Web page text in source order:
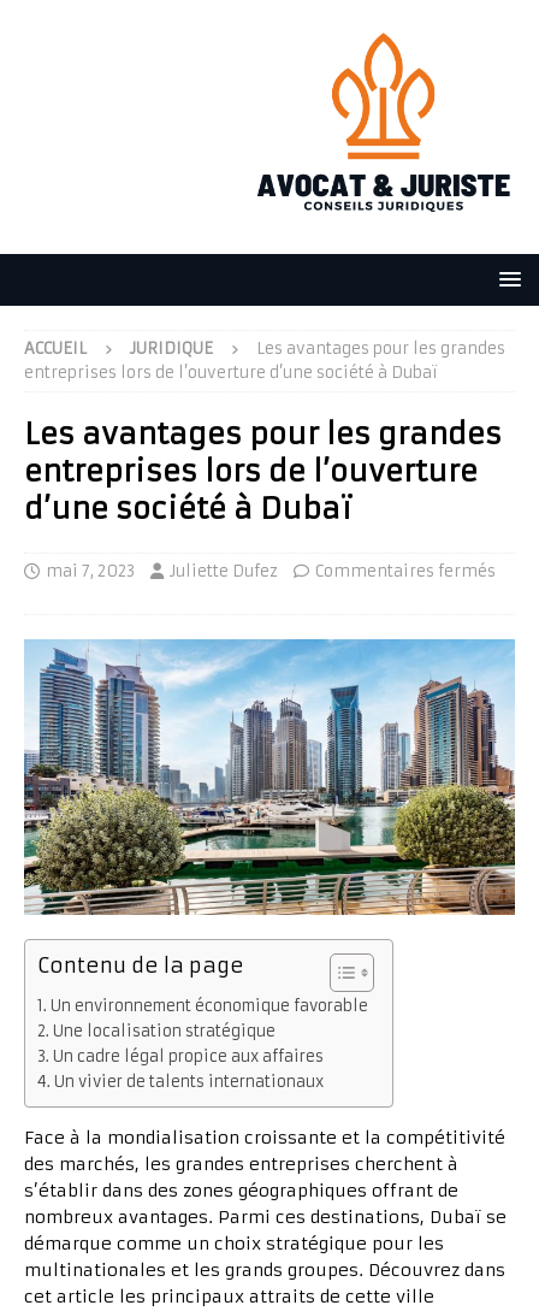
ACCUEIL JURIDIQUE
Les avantages pour les grandes
entreprises lors de l’ouverture d’une société à Dubaï
Les avantages pour les grandes
entreprises lors de l’ouverture
d’une société à Dubaï
mai 7, 2023 Juliette Dufez Commentaires fermés
Contenu de la page
Un environnement économique favorable
Une localisation stratégique
Un cadre légal propice aux affaires
Un vivier de talents internationaux
Face à la mondialisation croissante et la compétitivité
des marchés, les grandes entreprises cherchent à
s’établir dans des zones géographiques offrant de
nombreux avantages. Parmi ces destinations, Dubaï se
démarque comme un choix stratégique pour les
multinationales et les grands groupes. Découvrez dans
cet article les principaux attraits de cette ville